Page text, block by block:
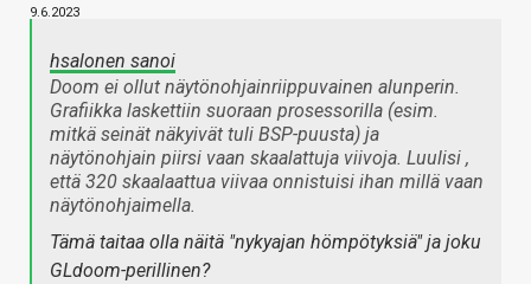
9.6.2023
hsalonen sanoi
Doom ei ollut näytönohjainriippuvainen alunperin.
Grafiikka laskettiin suoraan prosessorilla (esim.
mitkä seinät näkyivät tuli BSP-puusta) ja
näytönohjain piirsi vaan skaalattuja viivoja. Luulisi ,
että 320 skaalaattua viivaa onnistuisi ihan millä vaan
näytönohjaimella.
Tämä taitaa olla näitä "nykyajan hömpötyksiä" ja joku
GLdoom-perillinen?